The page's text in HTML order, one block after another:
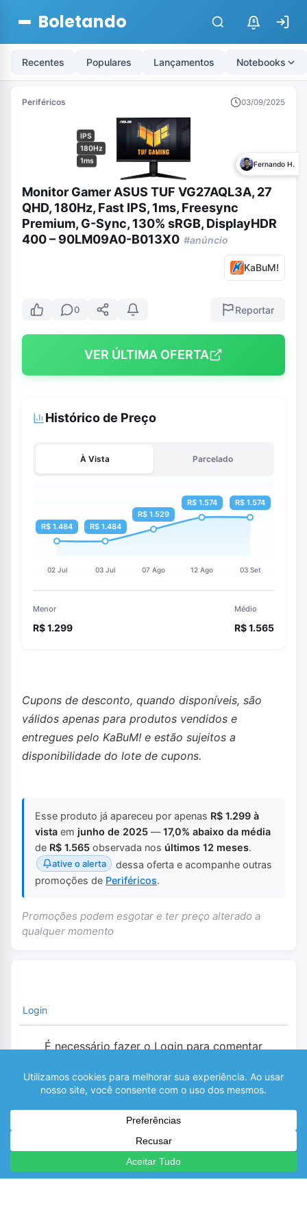
Boletando $
Recentes Populares Lançamentos Notebooks
Periféricos 03/09/2025
IPS
180Hz
1ms
Fernando H.
Monitor Gamer ASUS TUF VG27AQL3A, 27
QHD, 180Hz, Fast IPS, 1ms, Freesync
Premium, G-Sync, 130% sRGB, DisplayHDR
400 – 90LM09A0-B013X0 #anúncio
KaBuM!
0 Reportar
VER ÚLTIMA OFERTA
Histórico de Preço
À Vista Parcelado
Menor
R$ 1.299
Médio
R$ 1.565
Cupons de desconto, quando disponíveis, são
válidos apenas para produtos vendidos e
entregues pelo KaBuM! e estão sujeitos a
disponibilidade do lote de cupons.
Esse produto já apareceu por apenas R$ 1.299 à
vista em junho de 2025 —17,0% abaixo da média
de R$ 1.565 observada nos últimos 12 meses.
ative o alerta
dessa oferta e acompanhe outras
promoções de Periféricos.
Promoções podem esgotar e ter preço alterado a
qualquer momento
Login
É necessário fazer o Login para comentar
0 COMENTÁRIOS